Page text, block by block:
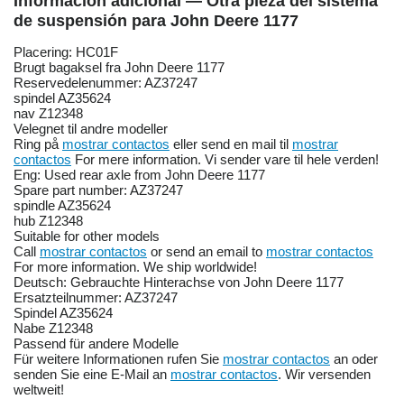
de suspensión para John Deere 1177
Placering: HC01F
Brugt bagaksel fra John Deere 1177
Reservedelenummer: AZ37247
spindel AZ35624
nav Z12348
Velegnet til andre modeller
Ring på mostrar contactos eller send en mail til mostrar
contactos For mere information. Vi sender vare til hele verden!
Eng: Used rear axle from John Deere 1177
Spare part number: AZ37247
spindle AZ35624
hub Z12348
Suitable for other models
Call mostrar contactos or send an email to mostrar contactos
For more information. We ship worldwide!
Deutsch: Gebrauchte Hinterachse von John Deere 1177
Ersatzteilnummer: AZ37247
Spindel AZ35624
Nabe Z12348
Passend für andere Modelle
Für weitere Informationen rufen Sie mostrar contactos an oder
senden Sie eine E-Mail an mostrar contactos. Wir versenden
weltweit!